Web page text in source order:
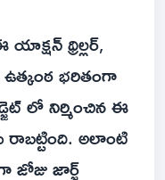
థ్రిల్లర్,
భరితంగా
లో నిర్మించిన ఈ
రాబట్టింది. అలాంటి
జోజు జార్జ్